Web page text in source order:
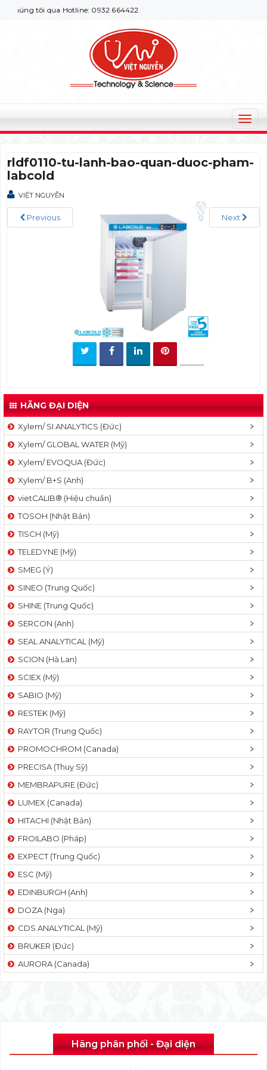
tôi qua Hotline: 0932 664422
T
o
g
a
v
rldf0110-tu-lanh-bao-quan-duoc-pham-
labcold
VIỆT NGUYỄN
Previous Next
HÃNG ĐẠI DIỆN
Xylem/ SI ANALYTICS (Đức)
Xylem/ GLOBAL WATER (Mỹ)
Xylem/ EVOQUA (Đức)
Xylem/ B+S (Anh)
vietCALIB® (Hiệu chuẩn)
TOSOH (Nhật Bản)
TISCH (Mỹ)
TELEDYNE (Mỹ)
SMEG (Ý)
SINEO (Trung Quốc)
SHINE (Trung Quốc)
SERCON (Anh)
SEAL ANALYTICAL (Mỹ)
SCION (Hà Lan)
SCIEX (Mỹ)
SABIO (Mỹ)
RESTEK (Mỹ)
RAYTOR (Trung Quốc)
PROMOCHROM (Canada)
PRECISA (Thuỵ Sỹ)
MEMBRAPURE (Đức)
LUMEX (Canada)
HITACHI (Nhật Bản)
FROILABO (Pháp)
EXPECT (Trung Quốc)
ESC (Mỹ)
EDINBURGH (Anh)
DOZA (Nga)
CDS ANALYTICAL (Mỹ)
BRUKER (Đức)
AURORA (Canada)
Hãng phân phối - Đại diện